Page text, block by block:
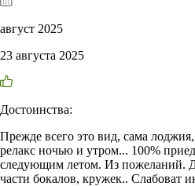
август 2025
23 августа 2025
Достоинства:
Прежде всего это вид, сама
релакс ночью и утром... 100%
следующим летом. Из пожеланий.
части бокалов, кружек.. Слабоват